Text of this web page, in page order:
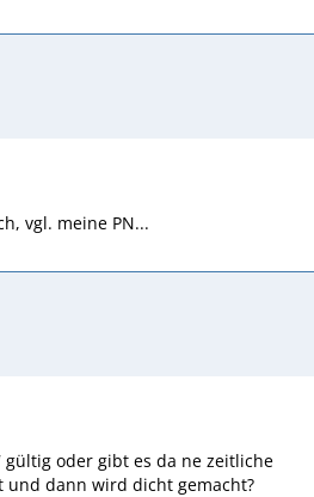
vgl. meine PN...
gültig oder gibt es da ne zeitliche
und dann wird dicht gemacht?